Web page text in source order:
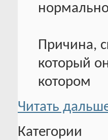
Причина,
который
котором
Читать
Категории